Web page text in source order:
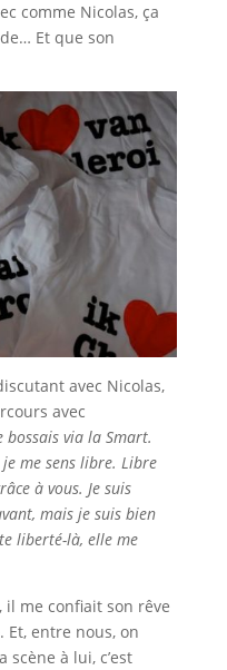
comme Nicolas, ça
Et que son
avec Nicolas,
avec
bossais via la Smart.
me sens libre. Libre
à vous. Je suis
mais je suis bien
liberté-là, elle me
me confiait son rêve
entre nous, on
scène à lui, c’est